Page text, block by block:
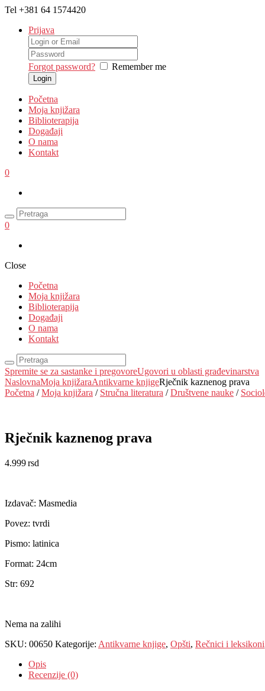
Tel +381 64 1574420
Prijava
Forgot password? Remember me
Početna
Moja knjižara
Biblioterapija
Događaji
O nama
Kontakt
0
0
Close
Početna
Moja knjižara
Biblioterapija
Događaji
O nama
Kontakt
Spremite se za sastanke i pregovoreUgovori u oblasti građevinarstva
NaslovnaMoja knjižaraAntikvarne knjigeRječnik kaznenog prava
Početna /Moja knjižara / Stručna literatura /Društvene nauke /
Rječnik kaznenog prava
4.999rsd
Izdavač: Masmedia
Povez: tvrdi
Pismo: latinica
Format: 24cm
Str: 692
Nema na zalihi
SKU: 00650 Kategorije: Antikvarne knjige, Opšti, Rečnici i leksikoni
Opis
Recenzije (0)